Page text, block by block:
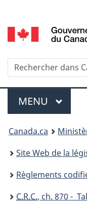
selection
Menu
MENU
You
are
here:
Canada.ca
Site Web de la
Règlements
C.R.C., ch. 870 -